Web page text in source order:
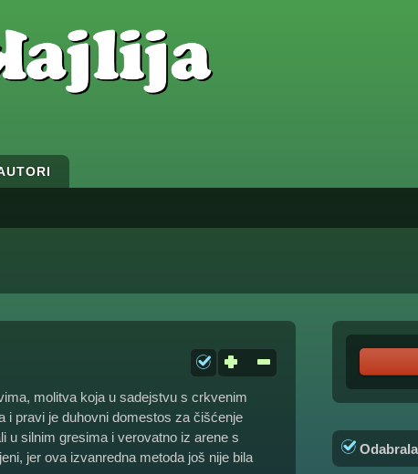
molitva koja u sadejstvu s crkvenim
i pravi je duhovni domestos za čišćenje
u silnim gresima i verovatno iz arene s
jer ova izvanredna metoda još nije bila
Odabrala